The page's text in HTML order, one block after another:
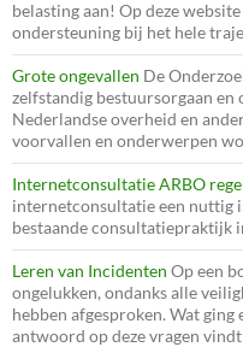
belasting aan! Op deze
ondersteuning bij het hele
Grote ongevallen De
zelfstandig bestuursorgaan
Nederlandse overheid en
voorvallen en onderwerpen
Internetconsultatie ARBO
internetconsultatie een nuttig
bestaande consultatiepraktijk
Leren van Incidenten Op een
ongelukken, ondanks alle
hebben afgesproken. Wat
antwoord op deze vragen